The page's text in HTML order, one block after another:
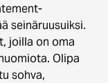
seinäruusuiksi.
joilla on oma
Olipa
sohva,